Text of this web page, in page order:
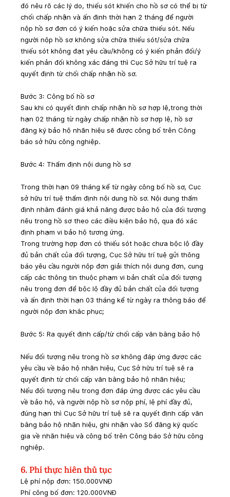
đó nêu rõ các lý do, thiếu sót khiến cho hồ sơ có thể bị từ
chối chấp nhận và ấn định thời hạn 2 tháng để người
nộp hồ sơ đơn có ý kiến hoặc sửa chữa thiếu sót. Nếu
người nộp hồ sơ không sửa chữa thiếu sót/sửa chữa
thiếu sót không đạt yêu cầu/không có ý kiến phản đối/ý
kiến phản đối không xác đáng thì Cục Sở hữu trí tuệ ra
quyết định từ chối chấp nhận hồ sơ.
Bước 3: Công bố hồ sơ
Sau khi có quyết định chấp nhận hồ sơ hợp lệ,trong thời
hạn 02 tháng từ ngày chấp nhận hồ sơ hợp lệ, hồ sơ
đăng ký bảo hộ nhãn hiệu sẽ được công bố trên Công
báo sở hữu công nghiệp.
Bước 4: Thẩm định nội dung hồ sơ
Trong thời hạn 09 tháng kể từ ngày công bố hồ sơ, Cục
sở hữu trí tuệ thẩm định nội dung hồ sơ. Nội dung thẩm
định nhằm đánh giá khả năng được bảo hộ của đối tượng
nêu trong hồ sơ theo các điều kiện bảo hộ, qua đó xác
định phạm vi bảo hộ tương ứng.
Trong trường hợp đơn có thiếu sót hoặc chưa bộc lộ đầy
đủ bản chất của đối tượng, Cục Sở hữu trí tuệ gửi thông
báo yêu cầu người nộp đơn giải thích nội dung đơn, cung
cấp các thông tin thuộc phạm vi bản chất của đối tượng
nêu trong đơn để bộc lộ đầy đủ bản chất của đối tượng
và ấn định thời hạn 03 tháng kể từ ngày ra thông báo để
người nộp đơn khắc phục;
Bước 5: Ra quyết định cấp/từ chối cấp văn bằng bảo hộ
Nếu đối tượng nêu trong hồ sơ không đáp ứng được các
yêu cầu về bảo hộ nhãn hiệu, Cục Sở hữu trí tuệ sẽ ra
quyết định từ chối cấp văn bằng bảo hộ nhãn hiệu;
Nếu đối tượng nêu trong đơn đáp ứng được các yêu cầu
về bảo hộ, và người nộp hồ sơ nộp phí, lệ phí đầy đủ,
đúng hạn thì Cục Sở hữu trí tuệ sẽ ra quyết định cấp văn
bằng bảo hộ nhãn hiệu, ghi nhận vào Sổ đăng ký quốc
gia về nhãn hiệu và công bố trên Công báo Sở hữu công
nghiệp.
6. Phí thực hiên thủ tục
Lệ phí nộp đơn: 150.000VNĐ
Phí công bố đơn: 120.000VNĐ